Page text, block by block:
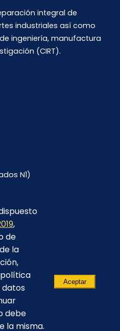
integral de
industriales así como
ingeniería, manufactura
(CIRT).
N1)
“Lista Corta”
,
de
la
debe
la misma.
Aceptar